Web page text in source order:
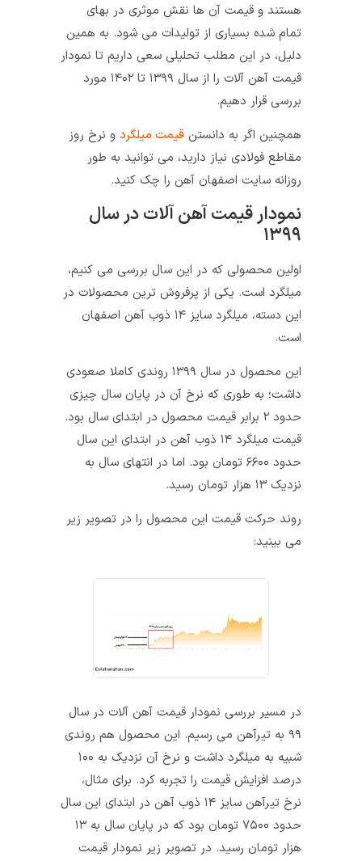
هستند و قیمت آن ها نقش موثری در بهای
تمام شده بسیاری از تولیدات می شود. به همین
دلیل، در این مطلب تحلیلی سعی داریم تا نمودار
قیمت آهن آلات را از سال ۱۳۹۹ تا ۱۴۰۲ مورد
بررسی قرار دهیم.
همچنین اگر به دانستنقیمت میلگردو نرخ روز
مقاطع فولادی نیاز دارید، می توانید به طور
روزانه سایت اصفهان آهن را چک کنید.
نمودار قیمت آهن آلات در سال
اولین محصولی که در این سال بررسی می کنیم،
میلگرد است. یکی از پرفروش ترین محصولات در
این دسته، میلگرد سایز ۱۴ ذوب آهن اصفهان
این محصول در سال ۱۳۹۹ روندی کاملا صعودی
داشت؛ به طوری که نرخ آن در پایان سال چیزی
حدود ۲ برابر قیمت محصول در ابتدای سال بود.
قیمت میلگرد ۱۴ ذوب آهن در ابتدای این سال
حدود ۶۶۰۰ تومان بود. اما در انتهای سال به
روند حرکت قیمت این محصول را در تصویر زیر
در مسیر بررسی نمودار قیمت آهن آلات در سال
۹۹ به تیرآهن می رسیم. این محصول هم روندی
شبیه به میلگرد داشت و نرخ آن نزدیک به ۱۰۰
درصد افزایش قیمت را تجربه کرد. برای مثال،
نرخ تیرآهن سایز ۱۴ ذوب آهن در ابتدای این سال
حدود ۷۵۰۰ تومان بود که در پایان سال به ۱۳
هزار تومان رسید. در تصویر زیر نمودار قیمت